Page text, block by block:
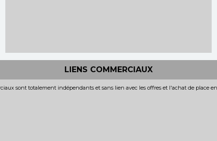
LIENS COMMERCIAUX
sont totalement indépendants et sans lien avec les offres et l'achat de place